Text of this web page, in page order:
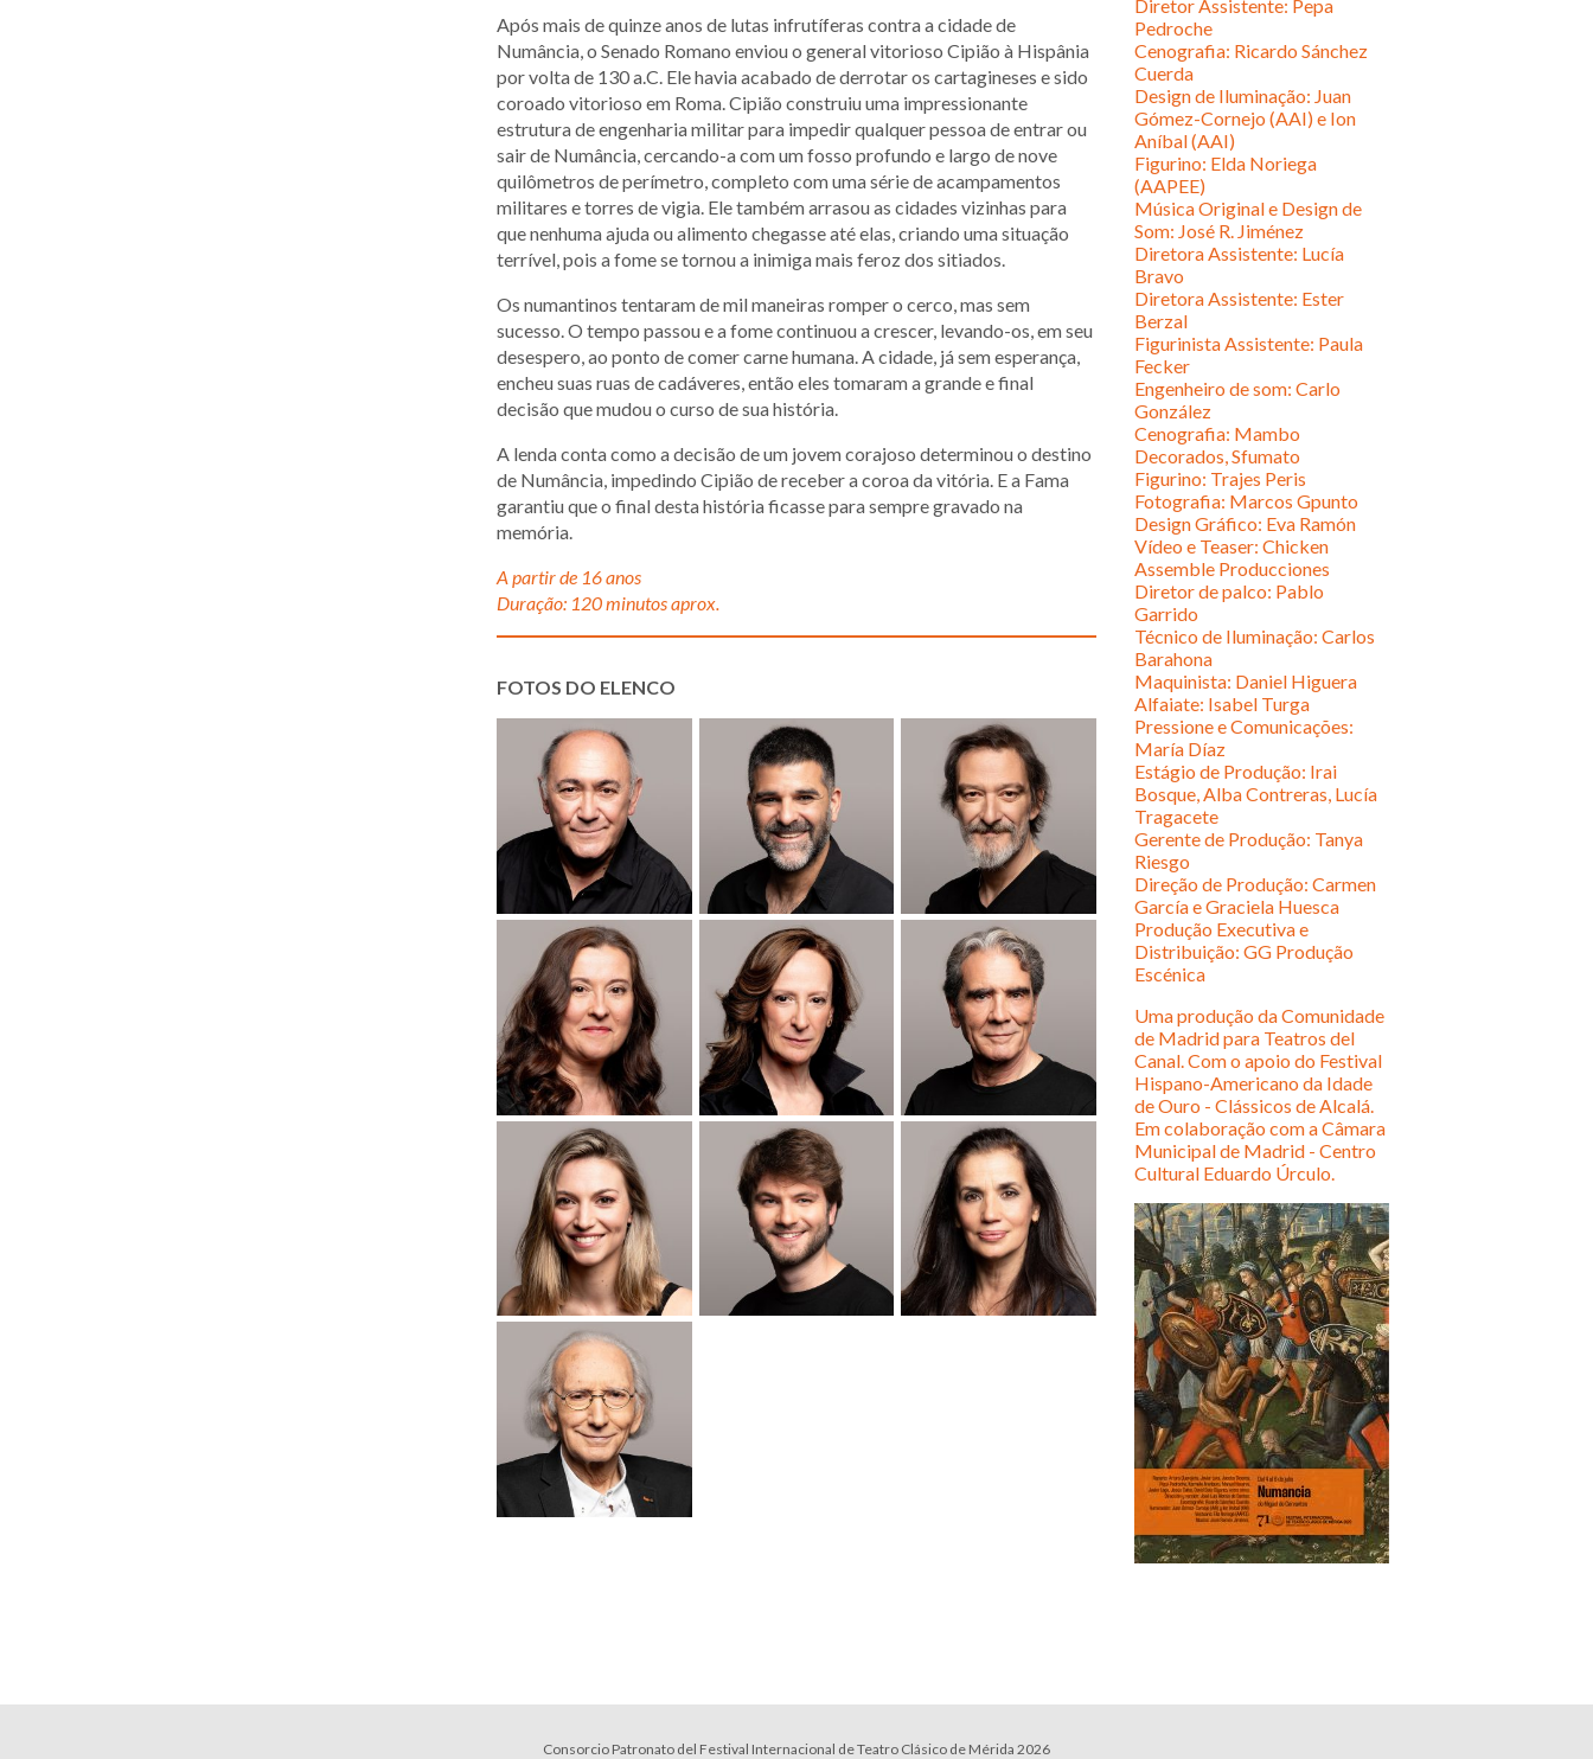
Após mais de quinze anos de lutas infrutíferas contra a cidade de
Numância, o Senado Romano enviou o general vitorioso Cipião à Hispânia
por volta de 130 a.C. Ele havia acabado de derrotar os cartagineses e sido
coroado vitorioso em Roma. Cipião construiu uma impressionante
estrutura de engenharia militar para impedir qualquer pessoa de entrar ou
sair de Numância, cercando-a com um fosso profundo e largo de nove
quilômetros de perímetro, completo com uma série de acampamentos
militares e torres de vigia. Ele também arrasou as cidades vizinhas para
que nenhuma ajuda ou alimento chegasse até elas, criando uma situação
terrível, pois a fome se tornou a inimiga mais feroz dos sitiados.
Os numantinos tentaram de mil maneiras romper o cerco, mas sem
sucesso. O tempo passou e a fome continuou a crescer, levando-os, em seu
desespero, ao ponto de comer carne humana. A cidade, já sem esperança,
encheu suas ruas de cadáveres, então eles tomaram a grande e final
decisão que mudou o curso de sua história.
A lenda conta como a decisão de um jovem corajoso determinou o destino
de Numância, impedindo Cipião de receber a coroa da vitória. E a Fama
garantiu que o final desta história ficasse para sempre gravado na
memória.
A partir de 16 anos
Duração: 120 minutos aprox.
FOTOS DO ELENCO
Diretor Assistente: Pepa
Pedroche
Cenografia: Ricardo Sánchez
Cuerda
Design de Iluminação: Juan
Gómez-Cornejo (AAI) e Ion
Aníbal (AAI)
Figurino: Elda Noriega
(AAPEE)
Música Original e Design de
Som: José R. Jiménez
Diretora Assistente: Lucía
Bravo
Diretora Assistente: Ester
Berzal
Figurinista Assistente: Paula
Fecker
Engenheiro de som: Carlo
González
Cenografia: Mambo
Decorados, Sfumato
Figurino: Trajes Peris
Fotografia: Marcos Gpunto
Design Gráfico: Eva Ramón
Vídeo e Teaser: Chicken
Assemble Producciones
Diretor de palco: Pablo
Garrido
Técnico de Iluminação: Carlos
Barahona
Maquinista: Daniel Higuera
Alfaiate: Isabel Turga
Pressione e Comunicações:
María Díaz
Estágio de Produção: Irai
Bosque, Alba Contreras, Lucía
Tragacete
Gerente de Produção: Tanya
Riesgo
Direção de Produção: Carmen
García e Graciela Huesca
Produção Executiva e
Distribuição: GG Produção
Escénica
Uma produção da Comunidade
de Madrid para Teatros del
Canal. Com o apoio do Festival
Hispano-Americano da Idade
de Ouro - Clássicos de Alcalá.
Em colaboração com a Câmara
Municipal de Madrid - Centro
Cultural Eduardo Úrculo.
Consorcio Patronato del Festival Internacional de Teatro Clásico de Mérida 2026